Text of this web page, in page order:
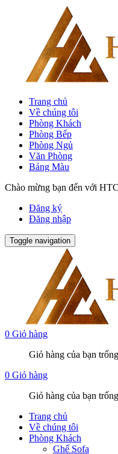
Trang chủ
Về chúng tôi
Phòng Khách
Phòng Bếp
Phòng Ngủ
Văn Phòng
Bảng Màu
Chào mừng bạn đến với
Đăng ký
Đăng nhập
Toggle navigation
0 Giỏ hàng
Giỏ hàng của bạn
0 Giỏ hàng
Giỏ hàng của bạn
Trang chủ
Về chúng tôi
Phòng Khách
Ghế Sofa